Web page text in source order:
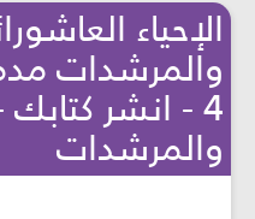
الإحياء
والمرشدات
4 - انشر
والمرشدات